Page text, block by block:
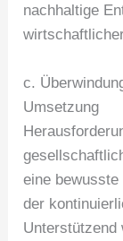
nachhaltige
c.
Umsetzung
eine
der
Unterstützend